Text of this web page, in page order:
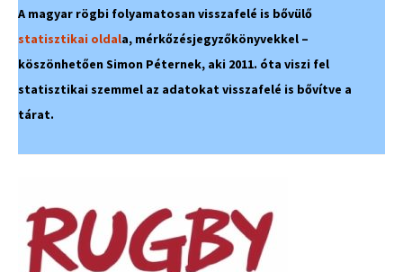
A magyar rögbi folyamatosan visszafelé is bővülő
statisztikai oldala, mérkőzésjegyzőkönyvekkel –
köszönhetően Simon Péternek, aki 2011. óta viszi fel
statisztikai szemmel az adatokat visszafelé is bővítve a
tárat.